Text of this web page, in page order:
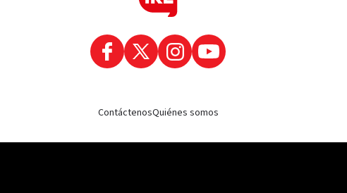
ContáctenosQuiénes somos